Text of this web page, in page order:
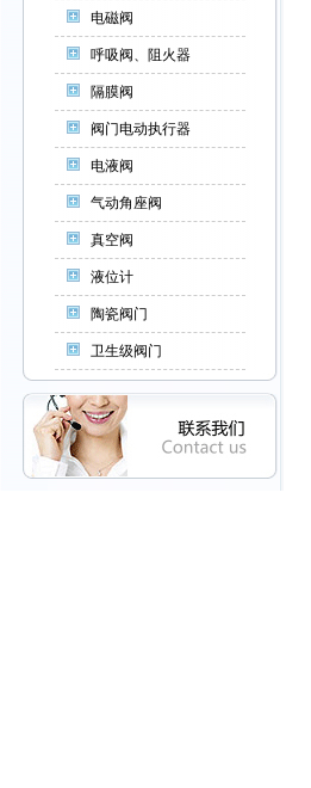
电磁阀
呼吸阀、阻火器
隔膜阀
阀门电动执行器
电液阀
气动角座阀
真空阀
液位计
陶瓷阀门
卫生级阀门